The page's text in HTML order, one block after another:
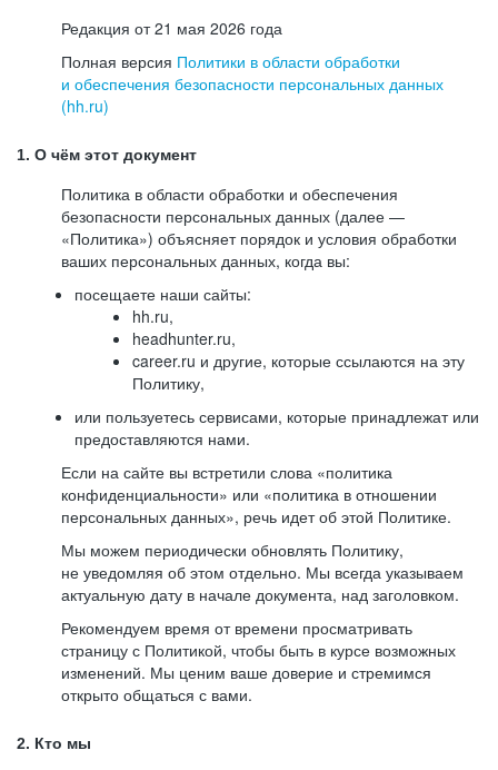
Редакция от 21 мая 2026 года
Полная версия Политики в области обработки
и обеспечения безопасности персональных данных
(hh.ru)
1. О чём этот документ
Политика в области обработки и обеспечения
безопасности персональных данных (далее —
«Политика») объясняет порядок и условия обработки
ваших персональных данных, когда вы:
посещаете наши сайты:
hh.ru,
headhunter.ru,
career.ru и другие, которые ссылаются на эту
Политику,
или пользуетесь сервисами, которые принадлежат или
предоставляются нами.
Если на сайте вы встретили слова «политика
конфиденциальности» или «политика в отношении
персональных данных», речь идет об этой Политике.
Мы можем периодически обновлять Политику,
не уведомляя об этом отдельно. Мы всегда указываем
актуальную дату в начале документа, над заголовком.
Рекомендуем время от времени просматривать
страницу с Политикой, чтобы быть в курсе возможных
изменений. Мы ценим ваше доверие и стремимся
открыто общаться с вами.
2. Кто мы